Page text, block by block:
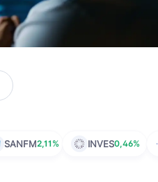
SANFM2,11% INVES0,46%